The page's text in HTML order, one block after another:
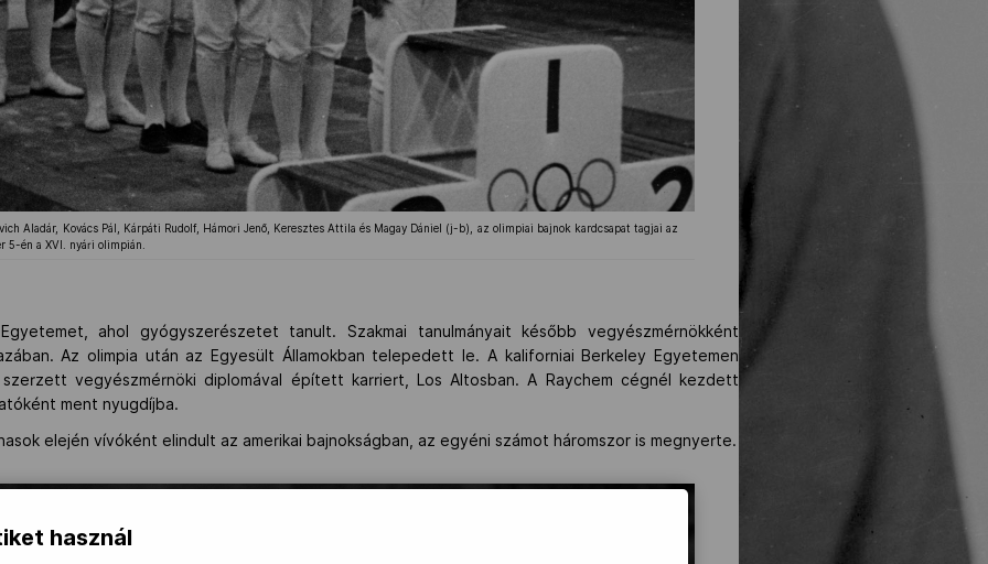
Aladár, Kovács Pál, Kárpáti Rudolf, Hámori Jenő, Keresztes Attila és Magay Dániel (j-b), az olimpiai bajnok kardcsapat tagjai az
5-én a XVI. nyári olimpián.
ahol gyógyszerészetet tanult. Szakmai tanulmányait később vegyészmérnökként
Az olimpia után az Egyesült Államokban telepedett le. A kaliforniai Berkeley Egyetemen
vegyészmérnöki diplomával épített karriert, Los Altosban. A Raychem cégnél kezdett
ment nyugdíjba.
elején vívóként elindult az amerikai bajnokságban, az egyéni számot háromszor is megnyerte.
használ